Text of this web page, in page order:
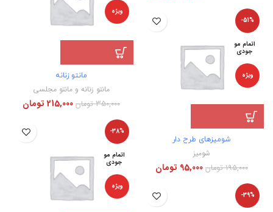
ویژه
مانتو زنانه
مانتو زنانه و مانتو مجلسی
350,000 تومان 215,000 تومان
-51%
اتمام مو
جودی
ویژه
شومیزهای طرح دار
شومیز
195,000 تومان 95,000 تومان
-38%
اتمام مو
جودی
ویژه
-39%